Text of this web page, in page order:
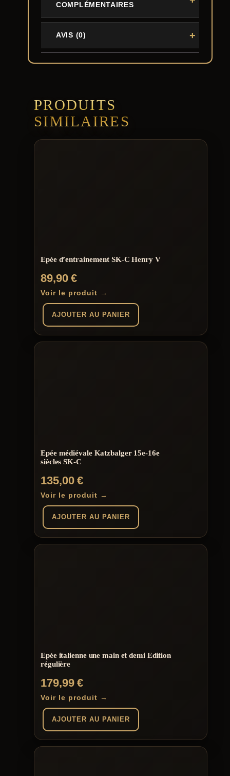
COMPLÉMENTAIRES
AVIS (0)
PRODUITS
SIMILAIRES
Epée d’entrainement SK-C Henry V
89,90€
Voir le produit →
AJOUTER AU PANIER
Epée médiévale Katzbalger 15e-16e
siècles SK-C
135,00€
Voir le produit →
AJOUTER AU PANIER
Epée italienne une main et demi Edition
régulière
179,99€
Voir le produit →
AJOUTER AU PANIER